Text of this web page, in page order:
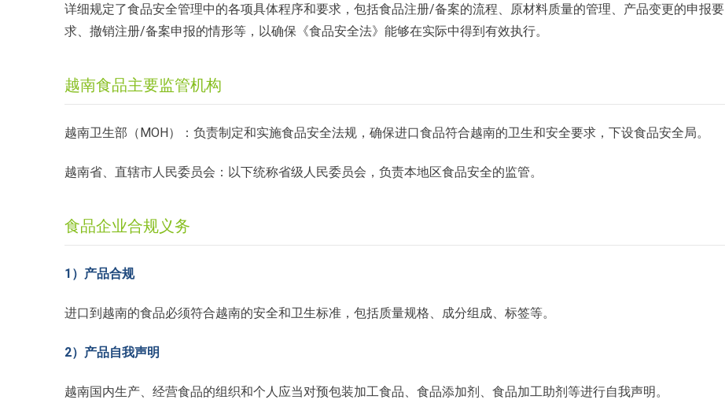
详细规定了食品安全管理中的各项具体程序和要求，包括食品注册/备案的流程、原材料质量的管理、产品变更的申报要
求、撤销注册/备案申报的情形等，以确保《食品安全法》能够在实际中得到有效执行。
越南食品主要监管机构
越南卫生部（MOH）：负责制定和实施食品安全法规，确保进口食品符合越南的卫生和安全要求，下设食品安全局。
越南省、直辖市人民委员会：以下统称省级人民委员会，负责本地区食品安全的监管。
食品企业合规义务
1）产品合规
进口到越南的食品必须符合越南的安全和卫生标准，包括质量规格、成分组成、标签等。
2）产品自我声明
越南国内生产、经营食品的组织和个人应当对预包装加工食品、食品添加剂、食品加工助剂等进行自我声明。